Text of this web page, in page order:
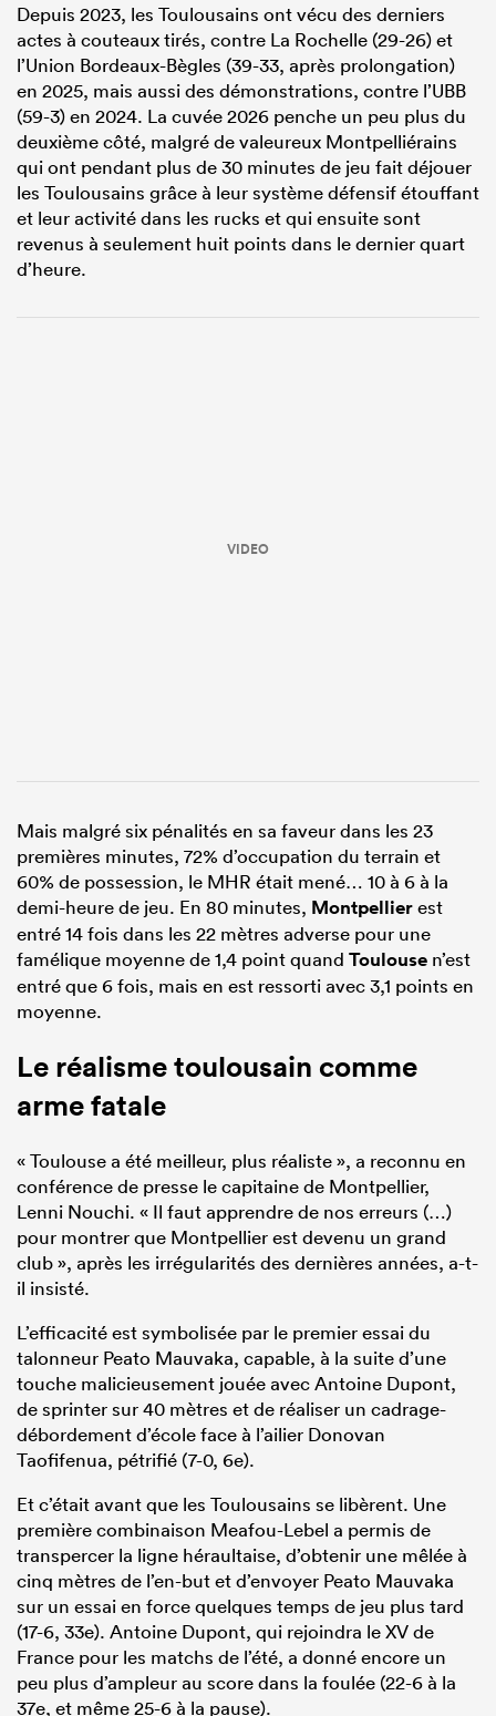
Depuis 2023, les Toulousains ont vécu des derniers
actes à couteaux tirés, contre La Rochelle (29-26) et
l’Union Bordeaux-Bègles (39-33, après prolongation)
en 2025, mais aussi des démonstrations, contre l’UBB
(59-3) en 2024. La cuvée 2026 penche un peu plus du
deuxième côté, malgré de valeureux Montpelliérains
qui ont pendant plus de 30 minutes de jeu fait déjouer
les Toulousains grâce à leur système défensif étouffant
et leur activité dans les rucks et qui ensuite sont
revenus à seulement huit points dans le dernier quart
d’heure.
VIDEO
Mais malgré six pénalités en sa faveur dans les 23
premières minutes, 72% d’occupation du terrain et
60% de possession, le MHR était mené… 10 à 6 à la
demi-heure de jeu. En 80 minutes, Montpellierest
entré 14 fois dans les 22 mètres adverse pour une
famélique moyenne de 1,4 point quand Toulouse n’est
entré que 6 fois, mais en est ressorti avec 3,1 points en
moyenne.
Le réalisme toulousain comme
arme fatale
« Toulouse a été meilleur, plus réaliste », a reconnu en
conférence de presse le capitaine de Montpellier,
Lenni Nouchi. « Il faut apprendre de nos erreurs (…)
pour montrer que Montpellier est devenu un grand
club », après les irrégularités des dernières années, a-t-
il insisté.
L’efficacité est symbolisée par le premier essai du
talonneur Peato Mauvaka, capable, à la suite d’une
touche malicieusement jouée avec Antoine Dupont,
de sprinter sur 40 mètres et de réaliser un cadrage-
débordement d’école face à l’ailier Donovan
Taofifenua, pétrifié (7-0, 6e).
Et c’était avant que les Toulousains se libèrent. Une
première combinaison Meafou-Lebel a permis de
transpercer la ligne héraultaise, d’obtenir une mêlée à
cinq mètres de l’en-but et d’envoyer Peato Mauvaka
sur un essai en force quelques temps de jeu plus tard
(17-6, 33e). Antoine Dupont, qui rejoindra le XV de
France pour les matchs de l’été, a donné encore un
peu plus d’ampleur au score dans la foulée (22-6 à la
37e, et même 25-6 à la pause).